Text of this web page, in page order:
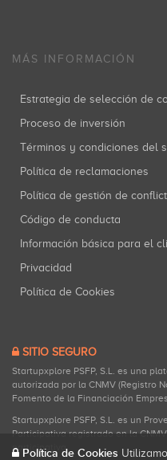
MÁS INFORMACIÓN
Estrategia de selección de
Proceso de inversión
Términos y condiciones del
Política de reclamaciones
Política de gestión de
Código de conducta
Información básica para el
Privacidad
Política de Cookies
SITIO SEGURO
Startupxplore PSFP, S.L. es una
autorizada por la CNMV (Registro
Fomento de la Financiación
Startupxplore PSFP, S.L. es un
Participativa registrado en la
participativa.
Política de Cookies